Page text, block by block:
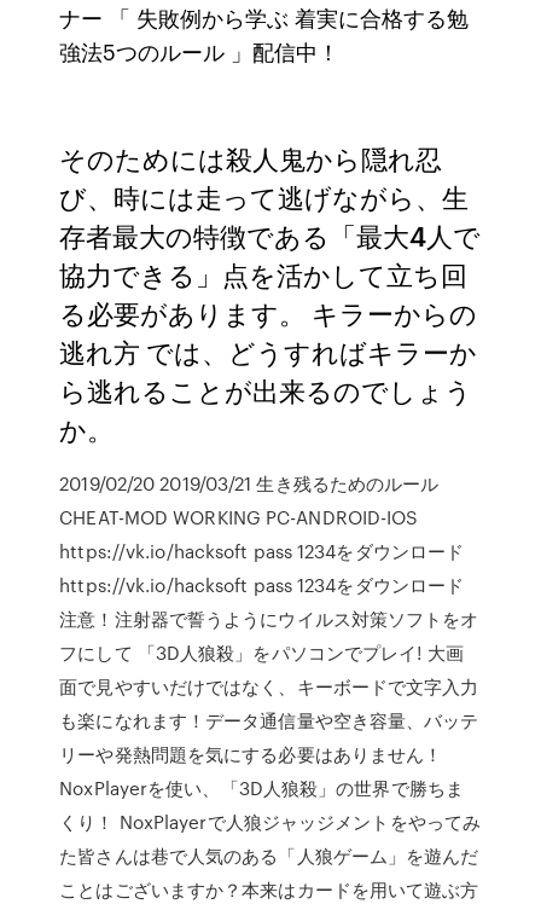
ナー 「 失敗例から学ぶ 着実に合格する勉
強法5つのルール 」配信中！
そのためには殺人鬼から隠れ忍
び、時には走って逃げながら、生
存者最大の特徴である「最大4人で
協力できる」点を活かして立ち回
る必要があります。 キラーからの
逃れ方 では、どうすればキラーか
ら逃れることが出来るのでしょう
か。
2019/02/20 2019/03/21 生き残るためのルール
CHEAT-MOD WORKING PC-ANDROID-IOS
https://vk.io/hacksoft pass 1234をダウンロード
https://vk.io/hacksoft pass 1234をダウンロード
注意！注射器で誓うようにウイルス対策ソフトをオ
フにして 「3D人狼殺」をパソコンでプレイ! 大画
面で見やすいだけではなく、キーボードで文字入力
も楽になれます！データ通信量や空き容量、バッテ
リーや発熱問題を気にする必要はありません！
NoxPlayerを使い、「3D人狼殺」の世界で勝ちま
くり！ NoxPlayerで人狼ジャッジメントをやってみ
た皆さんは巷で人気のある「人狼ゲーム」を遊んだ
ことはございますか？本来はカードを用いて遊ぶ方